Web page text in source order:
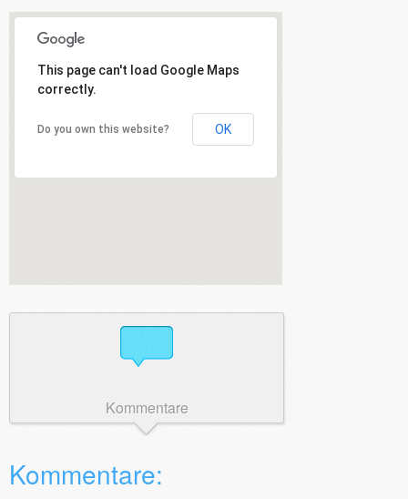
This page can't load Google Maps
correctly.
Do you own this website? OK
Kommentare
Kommentare: